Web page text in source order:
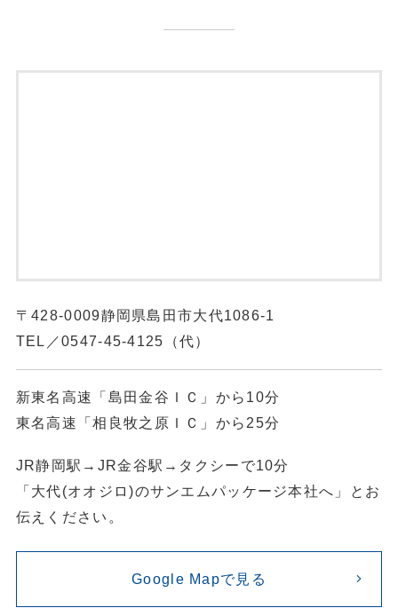
〒428-0009静岡県島田市大代1086-1
TEL／0547-45-4125 （代）
新東名高速「島田金谷ＩＣ」から10分
東名高速「相良牧之原ＩＣ」から25分
JR静岡駅→JR金谷駅→タクシーで10分
「大代(オオジロ)のサンエムパッケージ本社へ」とお
伝えください。
Google Mapで見る